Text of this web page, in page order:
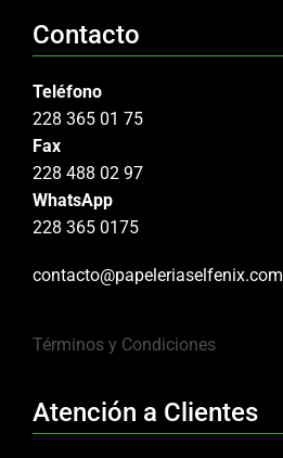
Contacto
Teléfono
228 365 01 75
Fax
228 488 02 97
WhatsApp
228 365 0175
contacto@papeleriaselfenix.com
Términos y Condiciones
Atención a Clientes